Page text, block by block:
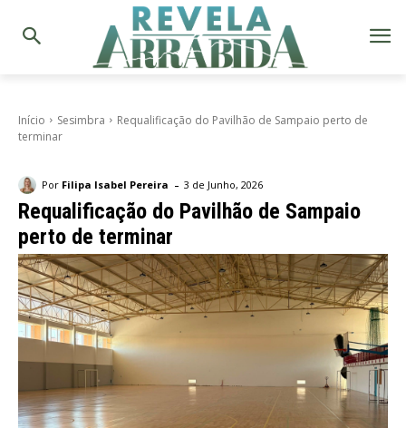
Início Sesimbra
Requalificação do Pavilhão de Sampaio perto de
terminar
Por Filipa Isabel Pereira - 3 de Junho, 2026
Requalificação do Pavilhão de Sampaio
perto de terminar